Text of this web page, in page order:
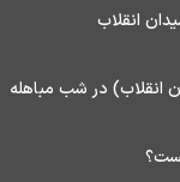
انقلاب
انقلاب) در شب مباهله